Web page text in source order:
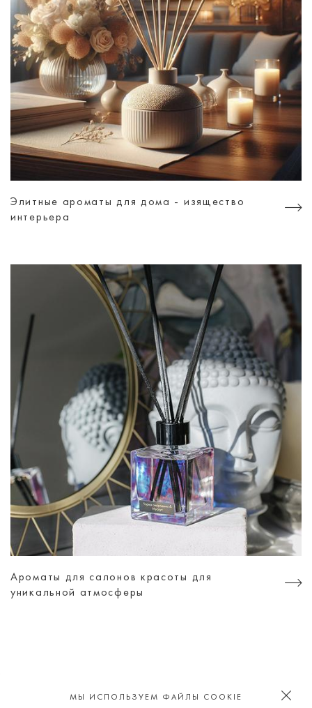
Элитные ароматы для дома - изящество
интерьера
Ароматы для салонов красоты для
уникальной атмосферы
ИЩИ НАС В СОЦИАЛЬНЫХ СЕТЯХ
МЫ ИСПОЛЬЗУЕМ ФАЙЛЫ COOKIE